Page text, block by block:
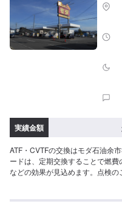
実績金額
ATF・CVTFの交換はモダ石油余
ードは、定期交換することで燃
などの効果が見込めます。点検の